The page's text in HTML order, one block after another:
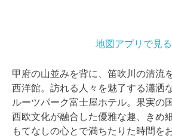
地図アプリで見る
甲府の山並みを背に、笛吹川の清流
西洋館。訪れる人々を魅了する瀟洒
ルーツパーク富士屋ホテル。果実の
西欧文化が融合した優雅な趣、きめ
もてなしの心とで満ちたりた時間を